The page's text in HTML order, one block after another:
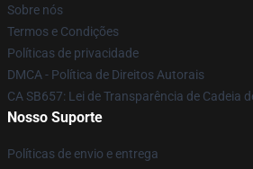
Sobre nós
Termos e Condições
Políticas de privacidade
DMCA - Política de Direitos Autorais
CA SB657: Lei de Transparência de Cadeia
Nosso Suporte
Políticas de envio e entrega